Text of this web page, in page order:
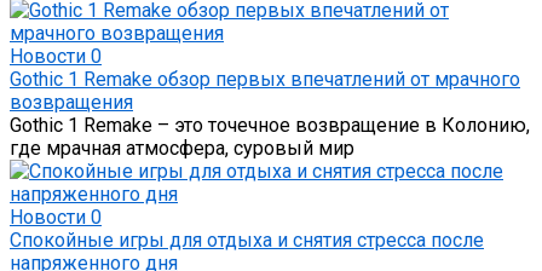
Новости 0
Gothic 1 Remake обзор первых впечатлений от мрачного
возвращения
Gothic 1 Remake – это точечное возвращение в Колонию,
где мрачная атмосфера, суровый мир
Новости 0
Спокойные игры для отдыха и снятия стресса после
напряженного дня